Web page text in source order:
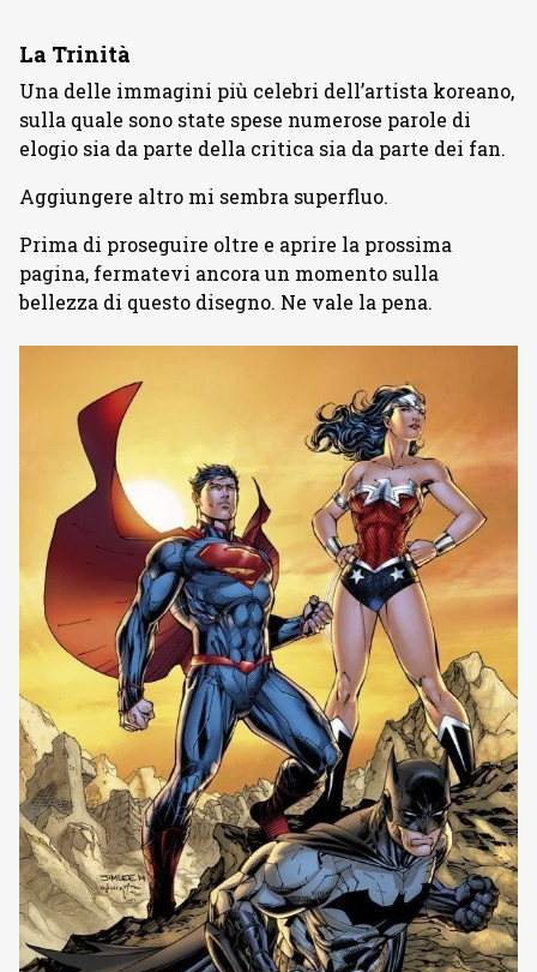
La Trinità
Una delle immagini più celebri dell’artista koreano,
sulla quale sono state spese numerose parole di
elogio sia da parte della critica sia da parte dei fan.
Aggiungere altro mi sembra superfluo.
Prima di proseguire oltre e aprire la prossima
pagina, fermatevi ancora un momento sulla
bellezza di questo disegno. Ne vale la pena.